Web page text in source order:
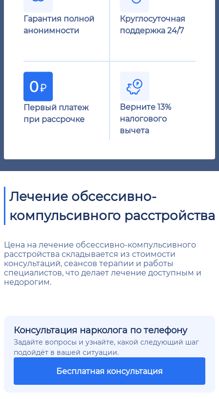
Гарантия полной
анонимности
Круглосуточная
поддержка 24/7
Первый платеж
при рассрочке
Верните 13%
налогового
вычета
Лечение обсессивно-
компульсивного расстройства
Цена на лечение обсессивно-компульсивного
расстройства складывается из стоимости
консультаций, сеансов терапии и работы
специалистов, что делает лечение доступным и
недорогим.
Консультация нарколога по телефону
Задайте вопросы и узнайте, какой следующий шаг
подойдёт в вашей ситуации.
Бесплатная консультация